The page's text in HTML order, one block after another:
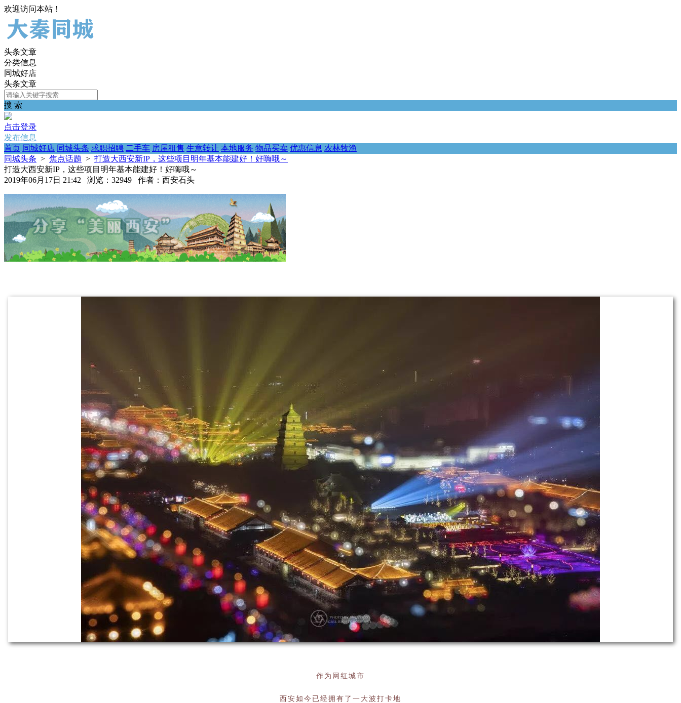
欢迎访问本站！
头条文章
分类信息
同城好店
头条文章
搜 索
点击登录
发布信息
首页 同城好店 同城头条 求职招聘 二手车 房屋租售 生意转让 本地服务 物品买卖 优惠信息 农林牧渔
同城头条 > 焦点话题 > 打造大西安新IP，这些项目明年基本能建好！好嗨哦～
打造大西安新IP，这些项目明年基本能建好！好嗨哦～
2019年06月17日 21:42 浏览：32949 作者：西安石头
作为网红城市
西安如今已经拥有了一大波打卡地